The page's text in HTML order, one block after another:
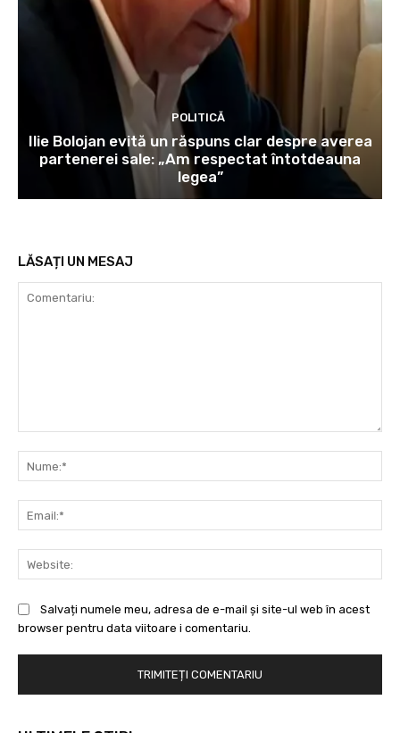
POLITICĂ
Ilie Bolojan evită un răspuns clar despre averea
partenerei sale: „Am respectat întotdeauna
legea”
LĂSAȚI UN MESAJ
Salvați numele meu, adresa de e-mail și site-ul web în acest
browser pentru data viitoare i comentariu.